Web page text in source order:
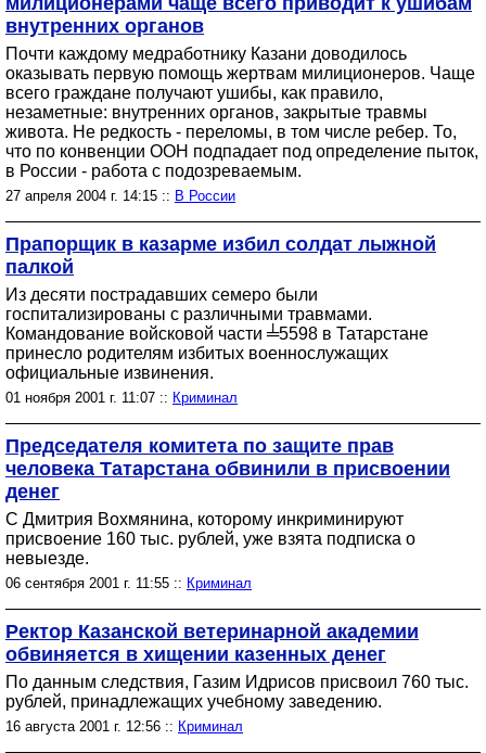
внутренних органов
Почти каждому медработнику Казани доводилось
оказывать первую помощь жертвам милиционеров. Чаще
всего граждане получают ушибы, как правило,
незаметные: внутренних органов, закрытые травмы
живота. Не редкость - переломы, в том числе ребер. То,
что по конвенции ООН подпадает под определение пыток,
в России - работа с подозреваемым.
27 апреля 2004 г. 14:15 :: В России
Прапорщик в казарме избил солдат лыжной
палкой
Из десяти пострадавших семеро были
госпитализированы с различными травмами.
Командование войсковой части ╧5598 в Татарстане
принесло родителям избитых военнослужащих
официальные извинения.
01 ноября 2001 г. 11:07 :: Криминал
Председателя комитета по защите прав
человека Татарстана обвинили в присвоении
денег
С Дмитрия Вохмянина, которому инкриминируют
присвоение 160 тыс. рублей, уже взята подписка о
невыезде.
06 сентября 2001 г. 11:55 :: Криминал
Ректор Казанской ветеринарной академии
обвиняется в хищении казенных денег
По данным следствия, Газим Идрисов присвоил 760 тыс.
рублей, принадлежащих учебному заведению.
16 августа 2001 г. 12:56 :: Криминал